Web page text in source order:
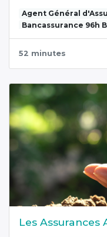
Agent Général
Bancassurance 96h
52 minutes
Les